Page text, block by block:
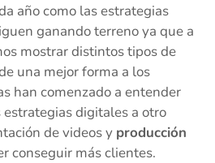
año como las estrategias
ganando terreno ya que a
mostrar distintos tipos de
una mejor forma a los
han comenzado a entender
digitales a otro
de videos y producción
conseguir más clientes.